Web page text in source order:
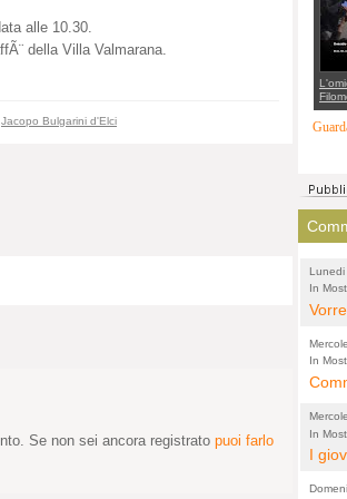
alle 10.30.
della Villa Valmarana.
Jacopo Bulgarini d'Elci
Se non sei ancora registrato puoi farlo
Lunedi
In
di
eIn
In
I